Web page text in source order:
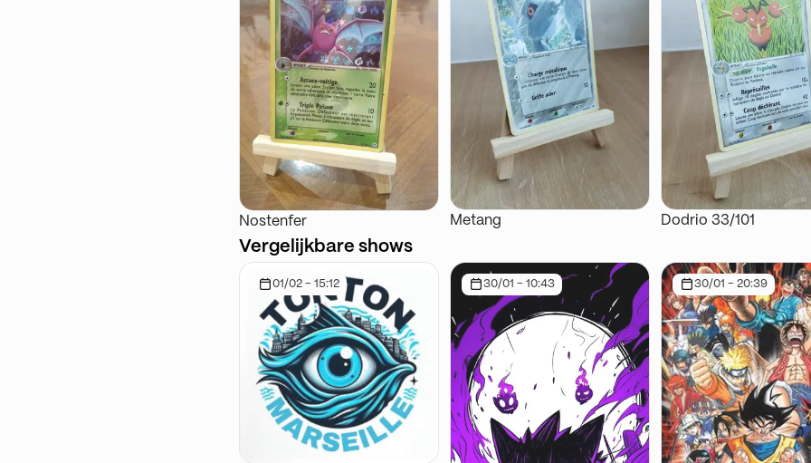
Nostenfer Metang Dodrio 33/101
Vergelijkbare shows
01/02 - 15:12 30/01 - 10:43 30/01 - 20:39